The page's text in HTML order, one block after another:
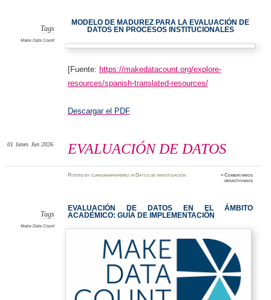
Tags
Make Data Count
MODELO DE MADUREZ PARA LA EVALUACIÓN DE
DATOS EN PROCESOS INSTITUCIONALES
[Fuente: https://makedatacount.org/explore-
resources/spanish-translated-resources/
Descargar el PDF
EVALUACIÓN DE DATOS
01 lunes Jun 2026
Postedbyclarisamariaperez in Datos de investigación ≈Comentarios
desactivadosen
Tags
Make Data Count
EVALUACIÓN DE DATOS EN EL ÁMBITO
ACADÉMICO: GUÍA DE IMPLEMENTACIÓN